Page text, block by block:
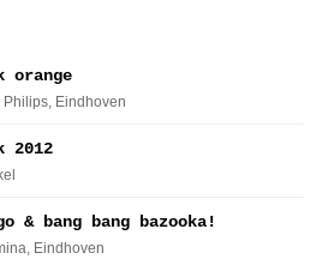
orange
Philips, Eindhoven
2012
& bang bang bazooka!
, Eindhoven